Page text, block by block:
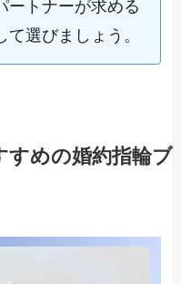
ートナーが求める
選びましょう。
すめの婚約指輪ブ